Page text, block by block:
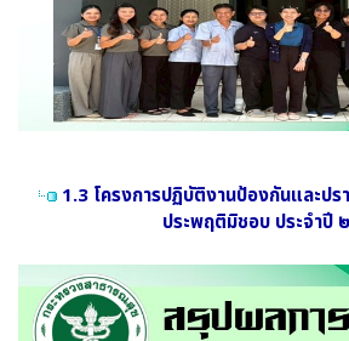
1.3 โครงการปฏิบัติงานป้องกันและปร
ประพฤติมิชอบ ประจำปี